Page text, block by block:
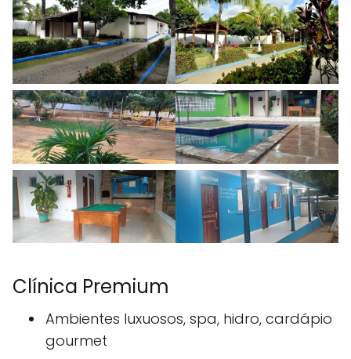
Clínica Premium
Ambientes luxuosos, spa, hidro, cardápio
gourmet